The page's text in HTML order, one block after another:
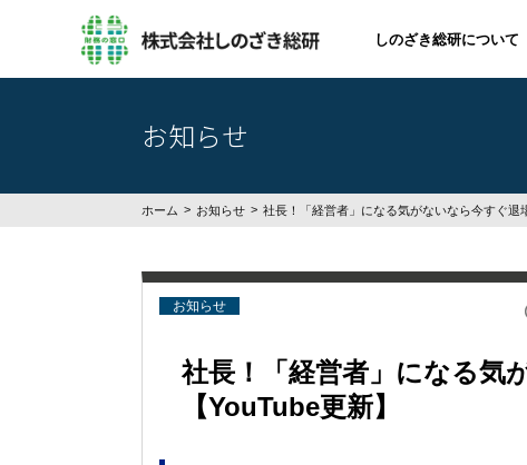
しのざき総研について
お知らせ
ホーム お知らせ 社長！「経営者」になる気がないなら今すぐ退
お知らせ
社長！「経営者」になる気
【YouTube更新】